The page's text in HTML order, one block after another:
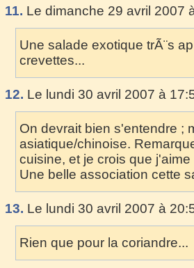
11. Le dimanche 29 avril 2007
Une salade exotique trÃ¨s
crevettes...
12. Le lundi 30 avril 2007 à
On devrait bien s'entendre ;
asiatique/chinoise.
cuisine, et je crois que j'aime
Une belle association cette
13. Le lundi 30 avril 2007 à
Rien que pour la coriandre...